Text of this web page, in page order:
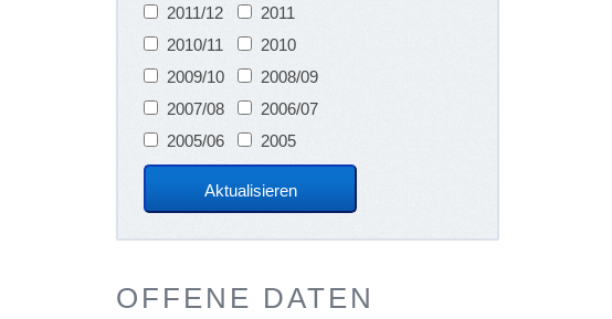
2011/12
2011
2010/11
2010
2009/10
2008/09
2007/08
2006/07
2005/06
2005
OFFENE DATEN